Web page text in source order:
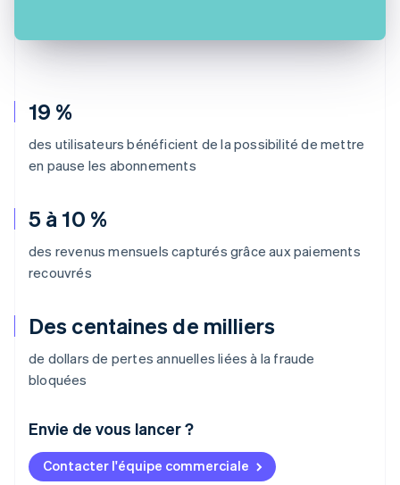
19 %
des utilisateurs bénéficient de la possibilité de mettre
en pause les abonnements
5 à 10 %
des revenus mensuels capturés grâce aux paiements
recouvrés
Des centaines de milliers
de dollars de pertes annuelles liées à la fraude
bloquées
Envie de vous lancer ?
Contacter l'équipe commerciale
Allemagne